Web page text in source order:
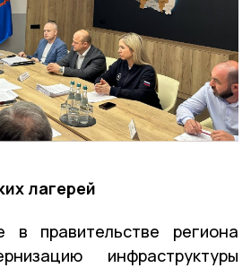
лагерей
правительстве региона
инфраструктуры